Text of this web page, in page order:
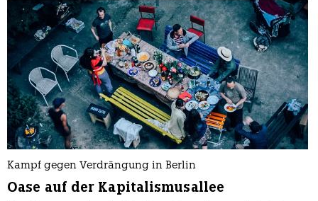
Kampf gegen Verdrängung in Berlin
Oase auf der Kapitalismusallee